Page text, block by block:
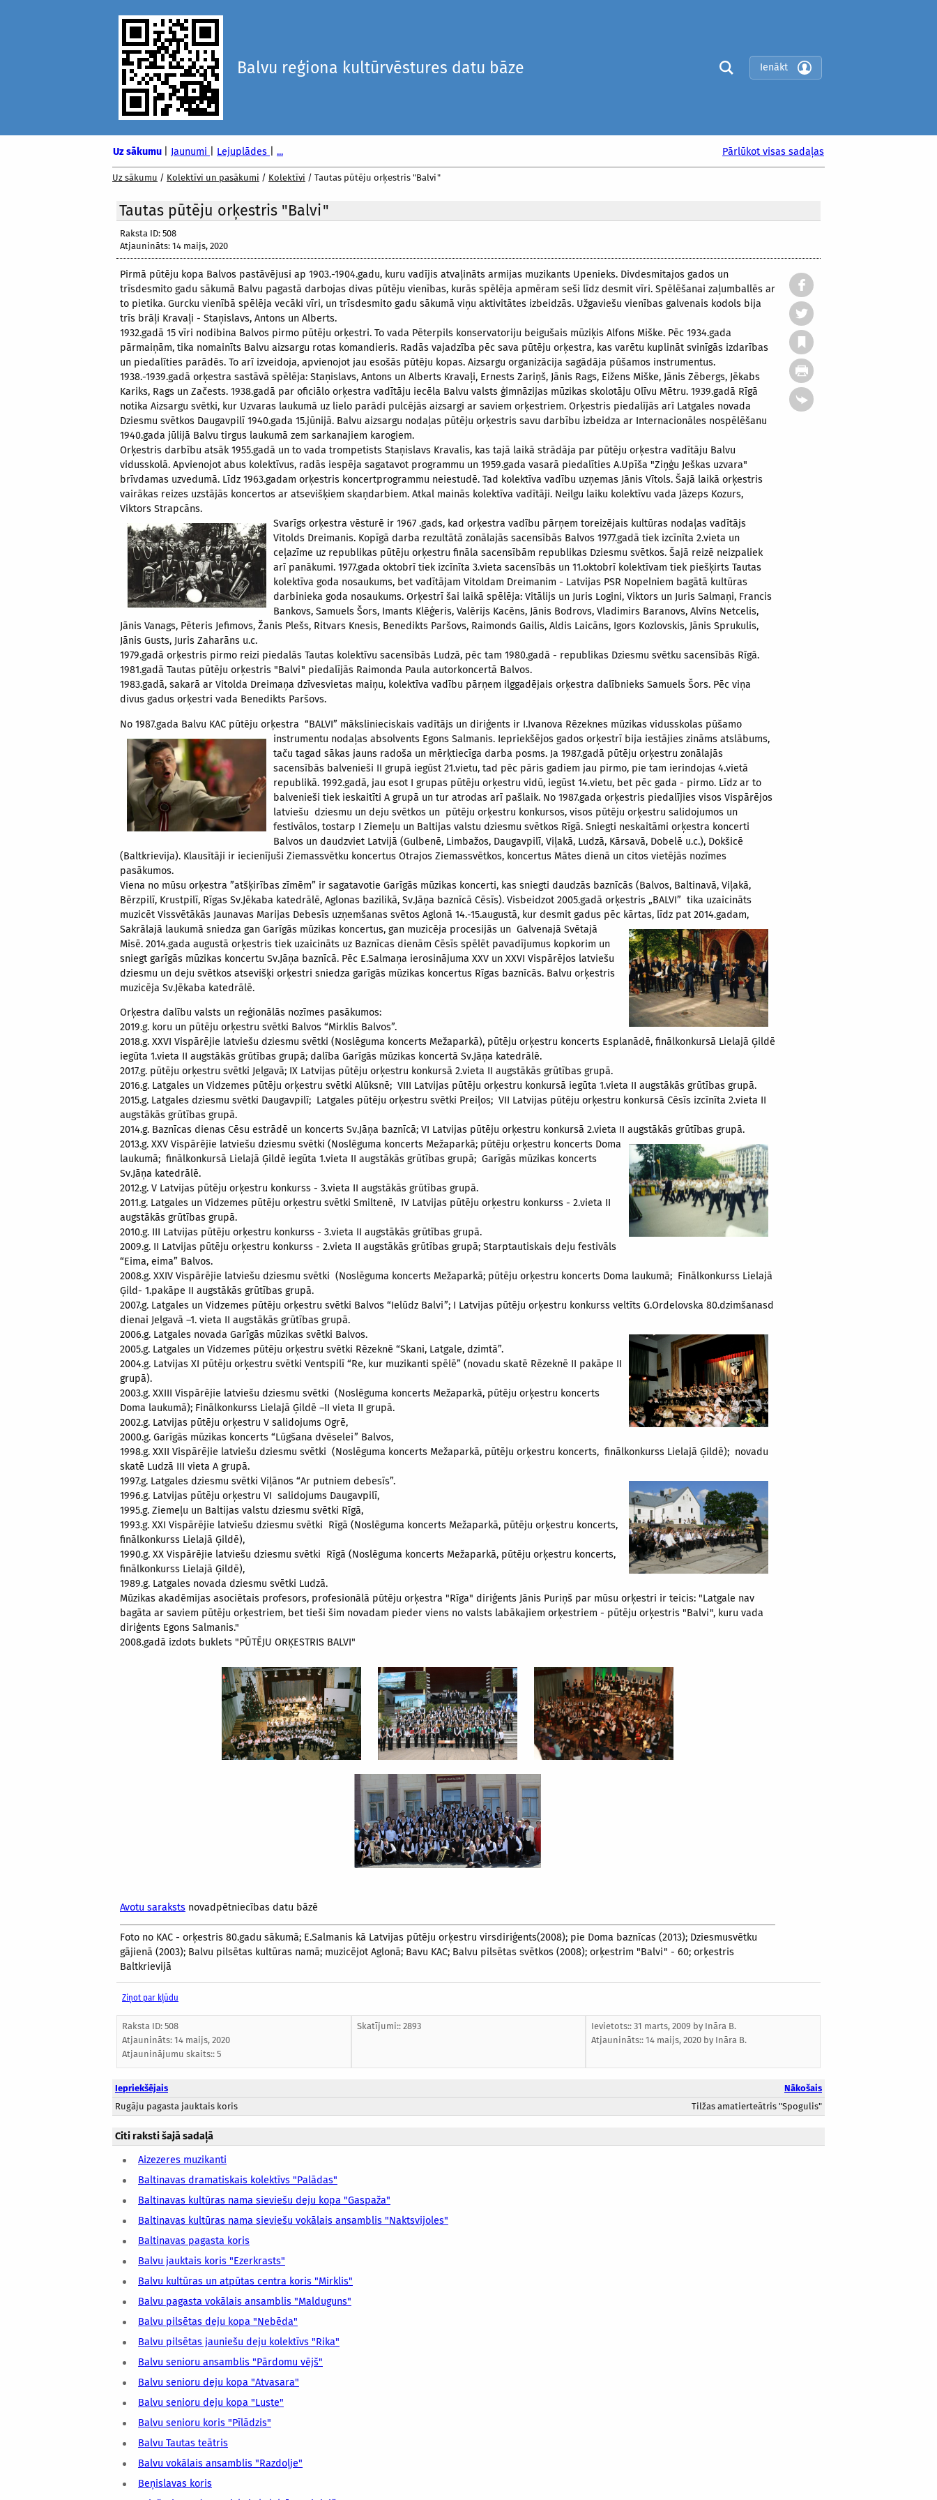
Balvu reģiona kultūrvēstures datu bāze Ienākt
Uz sākumu Jaunumi Lejuplādes ... Pārlūkot visas sadaļas
Uz sākumu / Kolektīvi un pasākumi / Kolektīvi / Tautas pūtēju orķestris "Balvi"
Tautas pūtēju orķestris "Balvi"
Raksta ID: 508
Atjaunināts: 14 maijs, 2020
Pirmā pūtēju kopa Balvos pastāvējusi ap 1903.-1904.gadu, kuru vadījis atvaļināts armijas muzikants Upenieks. Divdesmitajos gados un
trīsdesmito gadu sākumā Balvu pagastā darbojas divas pūtēju vienības, kurās spēlēja apmēram seši līdz desmit vīri. Spēlēšanai zaļumballēs ar
to pietika. Gurcku vienībā spēlēja vecāki vīri, un trīsdesmito gadu sākumā viņu aktivitātes izbeidzās. Užgaviešu vienības galvenais kodols bija
trīs brāļi Kravaļi - Staņislavs, Antons un Alberts.
1932.gadā 15 vīri nodibina Balvos pirmo pūtēju orķestri. To vada Pēterpils konservatoriju beigušais mūziķis Alfons Miške. Pēc 1934.gada
pārmaiņām, tika nomainīts Balvu aizsargu rotas komandieris. Radās vajadzība pēc sava pūtēju orķestra, kas varētu kuplināt svinīgās izdarības
un piedalīties parādēs. To arī izveidoja, apvienojot jau esošās pūtēju kopas. Aizsargu organizācija sagādāja pūšamos instrumentus.
1938.-1939.gadā orķestra sastāvā spēlēja: Staņislavs, Antons un Alberts Kravaļi, Ernests Zariņš, Jānis Rags, Eižens Miške, Jānis Zēbergs, Jēkabs
Kariks, Rags un Začests. 1938.gadā par oficiālo orķestra vadītāju iecēla Balvu valsts ģimnāzijas mūzikas skolotāju Olīvu Mētru. 1939.gadā Rīgā
notika Aizsargu svētki, kur Uzvaras laukumā uz lielo parādi pulcējās aizsargi ar saviem orķestriem. Orķestris piedalījās arī Latgales novada
Dziesmu svētkos Daugavpilī 1940.gada 15.jūnijā. Balvu aizsargu nodaļas pūtēju orķestris savu darbību izbeidza ar Internacionāles nospēlēšanu
1940.gada jūlijā Balvu tirgus laukumā zem sarkanajiem karogiem.
Orķestris darbību atsāk 1955.gadā un to vada trompetists Staņislavs Kravalis, kas tajā laikā strādāja par pūtēju orķestra vadītāju Balvu
vidusskolā. Apvienojot abus kolektīvus, radās iespēja sagatavot programmu un 1959.gada vasarā piedalīties A.Upīša "Ziņģu Ješkas uzvara"
brīvdamas uzvedumā. Līdz 1963.gadam orķestris koncertprogrammu neiestudē. Tad kolektīva vadību uzņemas Jānis Vītols. Šajā laikā orķestris
vairākas reizes uzstājās koncertos ar atsevišķiem skaņdarbiem. Atkal mainās kolektīva vadītāji. Neilgu laiku kolektīvu vada Jāzeps Kozurs,
Viktors Strapcāns.
Svarīgs orķestra vēsturē ir 1967 .gads, kad orķestra vadību pārņem toreizējais kultūras nodaļas vadītājs
Vitolds Dreimanis. Kopīgā darba rezultātā zonālajās sacensībās Balvos 1977.gadā tiek izcīnīta 2.vieta un
ceļazīme uz republikas pūtēju orķestru fināla sacensībām republikas Dziesmu svētkos. Šajā reizē neizpaliek
arī panākumi. 1977.gada oktobrī tiek izcīnīta 3.vieta sacensībās un 11.oktobrī kolektīvam tiek piešķirts Tautas
kolektīva goda nosaukums, bet vadītājam Vitoldam Dreimanim - Latvijas PSR Nopelniem bagātā kultūras
darbinieka goda nosaukums. Orķestrī šai laikā spēlēja: Vitālijs un Juris Logini, Viktors un Juris Salmaņi, Francis
Bankovs, Samuels Šors, Imants Klēģeris, Valērijs Kacēns, Jānis Bodrovs, Vladimirs Baranovs, Alvīns Netcelis,
Jānis Vanags, Pēteris Jefimovs, Žanis Plešs, Ritvars Knesis, Benedikts Paršovs, Raimonds Gailis, Aldis Laicāns, Igors Kozlovskis, Jānis Sprukulis,
Jānis Gusts, Juris Zaharāns u.c.
1979.gadā orķestris pirmo reizi piedalās Tautas kolektīvu sacensībās Ludzā, pēc tam 1980.gadā - republikas Dziesmu svētku sacensībās Rīgā.
1981.gadā Tautas pūtēju orķestris "Balvi" piedalījās Raimonda Paula autorkoncertā Balvos.
1983.gadā, sakarā ar Vitolda Dreimaņa dzīvesvietas maiņu, kolektīva vadību pārņem ilggadējais orķestra dalībnieks Samuels Šors. Pēc viņa
divus gadus orķestri vada Benedikts Paršovs.
No 1987.gada Balvu KAC pūtēju orķestra “BALVI” mākslinieciskais vadītājs un diriģents ir I.Ivanova Rēzeknes mūzikas vidusskolas pūšamo
instrumentu nodaļas absolvents Egons Salmanis. Iepriekšējos gados orķestrī bija iestājies zināms atslābums,
taču tagad sākas jauns radoša un mērķtiecīga darba posms. Ja 1987.gadā pūtēju orķestru zonālajās
sacensībās balvenieši II grupā iegūst 21.vietu, tad pēc pāris gadiem jau pirmo, pie tam ierindojas 4.vietā
republikā. 1992.gadā, jau esot I grupas pūtēju orķestru vidū, iegūst 14.vietu, bet pēc gada - pirmo. Līdz ar to
balvenieši tiek ieskaitīti A grupā un tur atrodas arī pašlaik. No 1987.gada orķestris piedalījies visos Vispārējos
latviešu dziesmu un deju svētkos un pūtēju orķestru konkursos, visos pūtēju orķestru salidojumos un
festivālos, tostarp I Ziemeļu un Baltijas valstu dziesmu svētkos Rīgā. Sniegti neskaitāmi orķestra koncerti
Balvos un daudzviet Latvijā (Gulbenē, Limbažos, Daugavpilī, Viļakā, Ludzā, Kārsavā, Dobelē u.c.), Dokšicē
(Baltkrievija). Klausītāji ir iecienījuši Ziemassvētku koncertus Otrajos Ziemassvētkos, koncertus Mātes dienā un citos vietējās nozīmes
pasākumos.
Viena no mūsu orķestra ”atšķirības zīmēm” ir sagatavotie Garīgās mūzikas koncerti, kas sniegti daudzās baznīcās (Balvos, Baltinavā, Viļakā,
Bērzpilī, Krustpilī, Rīgas Sv.Jēkaba katedrālē, Aglonas bazilikā, Sv.Jāņa baznīcā Cēsīs). Visbeidzot 2005.gadā orķestris „BALVI” tika uzaicināts
muzicēt Vissvētākās Jaunavas Marijas Debesīs uzņemšanas svētos Aglonā 14.-15.augustā, kur desmit gadus pēc kārtas, līdz pat 2014.gadam,
Sakrālajā laukumā sniedza gan Garīgās mūzikas koncertus, gan muzicēja procesijās un Galvenajā Svētajā
Misē. 2014.gada augustā orķestris tiek uzaicināts uz Baznīcas dienām Cēsīs spēlēt pavadījumus kopkorim un
sniegt garīgās mūzikas koncertu Sv.Jāņa baznīcā. Pēc E.Salmaņa ierosinājuma XXV un XXVI Vispārējos latviešu
dziesmu un deju svētkos atsevišķi orķestri sniedza garīgās mūzikas koncertus Rīgas baznīcās. Balvu orķestris
muzicēja Sv.Jēkaba katedrālē.
Orķestra dalību valsts un reģionālās nozīmes pasākumos:
2019.g. koru un pūtēju orķestru svētki Balvos “Mirklis Balvos”.
2018.g. XXVI Vispārējie latviešu dziesmu svētki (Noslēguma koncerts Mežaparkā), pūtēju orķestru koncerts Esplanādē, finālkonkursā Lielajā Ģildē
iegūta 1.vieta II augstākās grūtības grupā; dalība Garīgās mūzikas koncertā Sv.Jāņa katedrālē.
2017.g. pūtēju orķestru svētki Jelgavā; IX Latvijas pūtēju orķestru konkursā 2.vieta II augstākās grūtības grupā.
2016.g. Latgales un Vidzemes pūtēju orķestru svētki Alūksnē; VIII Latvijas pūtēju orķestru konkursā iegūta 1.vieta II augstākās grūtības grupā.
2015.g. Latgales dziesmu svētki Daugavpilī; Latgales pūtēju orķestru svētki Preiļos; VII Latvijas pūtēju orķestru konkursā Cēsīs izcīnīta 2.vieta II
augstākās grūtības grupā.
2014.g. Baznīcas dienas Cēsu estrādē un koncerts Sv.Jāņa baznīcā; VI Latvijas pūtēju orķestru konkursā 2.vieta II augstākās grūtības grupā.
2013.g. XXV Vispārējie latviešu dziesmu svētki (Noslēguma koncerts Mežaparkā; pūtēju orķestru koncerts Doma
laukumā; finālkonkursā Lielajā Ģildē iegūta 1.vieta II augstākās grūtības grupā; Garīgās mūzikas koncerts
Sv.Jāņa katedrālē.
2012.g. V Latvijas pūtēju orķestru konkurss - 3.vieta II augstākās grūtības grupā.
2011.g. Latgales un Vidzemes pūtēju orķestru svētki Smiltenē, IV Latvijas pūtēju orķestru konkurss - 2.vieta II
augstākās grūtības grupā.
2010.g. III Latvijas pūtēju orķestru konkurss - 3.vieta II augstākās grūtības grupā.
2009.g. II Latvijas pūtēju orķestru konkurss - 2.vieta II augstākās grūtības grupā; Starptautiskais deju festivāls
“Eima, eima” Balvos.
2008.g. XXIV Vispārējie latviešu dziesmu svētki (Noslēguma koncerts Mežaparkā; pūtēju orķestru koncerts Doma laukumā; Finālkonkurss Lielajā
Ģild- 1.pakāpe II augstākās grūtības grupā.
2007.g. Latgales un Vidzemes pūtēju orķestru svētki Balvos “Ielūdz Balvi”; I Latvijas pūtēju orķestru konkurss veltīts G.Ordelovska 80.dzimšanasd
dienai Jelgavā –1. vieta II augstākās grūtības grupā.
2006.g. Latgales novada Garīgās mūzikas svētki Balvos.
2005.g. Latgales un Vidzemes pūtēju orķestru svētki Rēzeknē “Skani, Latgale, dzimtā”.
2004.g. Latvijas XI pūtēju orķestru svētki Ventspilī “Re, kur muzikanti spēlē” (novadu skatē Rēzeknē II pakāpe II
grupā).
2003.g. XXIII Vispārējie latviešu dziesmu svētki (Noslēguma koncerts Mežaparkā, pūtēju orķestru koncerts
Doma laukumā); Finālkonkurss Lielajā Ģildē –II vieta II grupā.
2002.g. Latvijas pūtēju orķestru V salidojums Ogrē,
2000.g. Garīgās mūzikas koncerts “Lūgšana dvēselei” Balvos,
1998.g. XXII Vispārējie latviešu dziesmu svētki (Noslēguma koncerts Mežaparkā, pūtēju orķestru koncerts, finālkonkurss Lielajā Ģildē); novadu
skatē Ludzā III vieta A grupā.
1997.g. Latgales dziesmu svētki Viļānos “Ar putniem debesīs”.
1996.g. Latvijas pūtēju orķestru VI salidojums Daugavpilī,
1995.g. Ziemeļu un Baltijas valstu dziesmu svētki Rīgā,
1993.g. XXI Vispārējie latviešu dziesmu svētki Rīgā (Noslēguma koncerts Mežaparkā, pūtēju orķestru koncerts,
finālkonkurss Lielajā Ģildē),
1990.g. XX Vispārējie latviešu dziesmu svētki Rīgā (Noslēguma koncerts Mežaparkā, pūtēju orķestru koncerts,
finālkonkurss Lielajā Ģildē),
1989.g. Latgales novada dziesmu svētki Ludzā.
Mūzikas akadēmijas asociētais profesors, profesionālā pūtēju orķestra "Rīga" diriģents Jānis Puriņš par mūsu orķestri ir teicis: "Latgale nav
bagāta ar saviem pūtēju orķestriem, bet tieši šim novadam pieder viens no valsts labākajiem orķestriem - pūtēju orķestris "Balvi", kuru vada
diriģents Egons Salmanis."
2008.gadā izdots buklets "PŪTĒJU ORĶESTRIS BALVI"
Avotu saraksts novadpētniecības datu bāzē
Foto no KAC - orķestris 80.gadu sākumā; E.Salmanis kā Latvijas pūtēju orķestru virsdiriģents(2008); pie Doma baznīcas (2013); Dziesmusvētku
gājienā (2003); Balvu pilsētas kultūras namā; muzicējot Aglonā; Bavu KAC; Balvu pilsētas svētkos (2008); orķestrim "Balvi" - 60; orķestris
Baltkrievijā
Ziņot par kļūdu
Raksta ID: 508
Atjaunināts: 14 maijs, 2020
Atjauninājumu skaits:: 5
Skatījumi:: 2893 Ievietots:: 31 marts, 2009 by Ināra B.
Atjaunināts::14 maijs, 2020 by Ināra B.
Iepriekšējais
Nākošais
Rugāju pagasta jauktais koris
Tilžas amatierteātris "Spogulis"
Citi raksti šajā sadaļā
Aizezeres muzikanti
Baltinavas dramatiskais kolektīvs "Palādas"
Baltinavas kultūras nama sieviešu deju kopa "Gaspaža"
Baltinavas kultūras nama sieviešu vokālais ansamblis "Naktsvijoles"
Baltinavas pagasta koris
Balvu jauktais koris "Ezerkrasts"
Balvu kultūras un atpūtas centra koris "Mirklis"
Balvu pagasta vokālais ansamblis "Malduguns"
Balvu pilsētas deju kopa "Nebēda"
Balvu pilsētas jauniešu deju kolektīvs "Rika"
Balvu senioru ansamblis "Pārdomu vējš"
Balvu senioru deju kopa "Atvasara"
Balvu senioru deju kopa "Luste"
Balvu senioru koris "Pīlādzis"
Balvu Tautas teātris
Balvu vokālais ansamblis "Razdoļje"
Beņislavas koris